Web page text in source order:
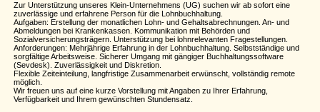
Zur Unterstützung unseres Klein-Unternehmens (UG) suchen wir ab sofort eine
zuverlässige und erfahrene Person für die Lohnbuchhaltung.
Aufgaben: Erstellung der monatlichen Lohn- und Gehaltsabrechnungen. An- und
Abmeldungen bei Krankenkassen. Kommunikation mit Behörden und
Sozialversicherungsträgern. Unterstützung bei lohnrelevanten Fragestellungen.
Anforderungen: Mehrjährige Erfahrung in der Lohnbuchhaltung. Selbstständige und
sorgfältige Arbeitsweise. Sicherer Umgang mit gängiger Buchhaltungssoftware
(Sevdesk). Zuverlässigkeit und Diskretion.
Flexible Zeiteinteilung, langfristige Zusammenarbeit erwünscht, vollständig remote
möglich.
Wir freuen uns auf eine kurze Vorstellung mit Angaben zu Ihrer Erfahrung,
Verfügbarkeit und Ihrem gewünschten Stundensatz.